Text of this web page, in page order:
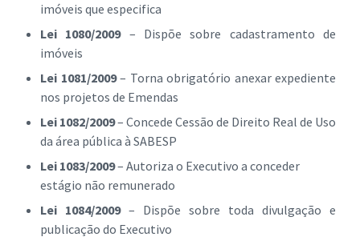
imóveis que especifica
Lei 1080/2009– Dispõe sobre cadastramento de
imóveis
Lei 1081/2009– Torna obrigatório anexar expediente
nos projetos de Emendas
Lei 1082/2009– Concede Cessão de Direito Real de Uso
da área pública à SABESP
Lei 1083/2009– Autoriza o Executivo a conceder
estágio não remunerado
Lei 1084/2009– Dispõe sobre toda divulgação e
publicação do Executivo